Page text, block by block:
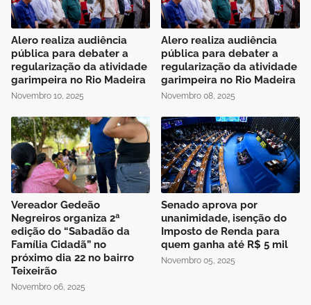
Alero realiza audiência
pública para debater a
regularização da atividade
garimpeira no Rio Madeira
Novembro 10, 2025
Alero realiza audiência
pública para debater a
regularização da atividade
garimpeira no Rio Madeira
Novembro 08, 2025
Vereador Gedeão
Negreiros organiza 2ª
edição do “Sabadão da
Família Cidadã” no
próximo dia 22 no bairro
Teixeirão
Novembro 06, 2025
Senado aprova por
unanimidade, isenção do
Imposto de Renda para
quem ganha até R$ 5 mil
Novembro 05, 2025